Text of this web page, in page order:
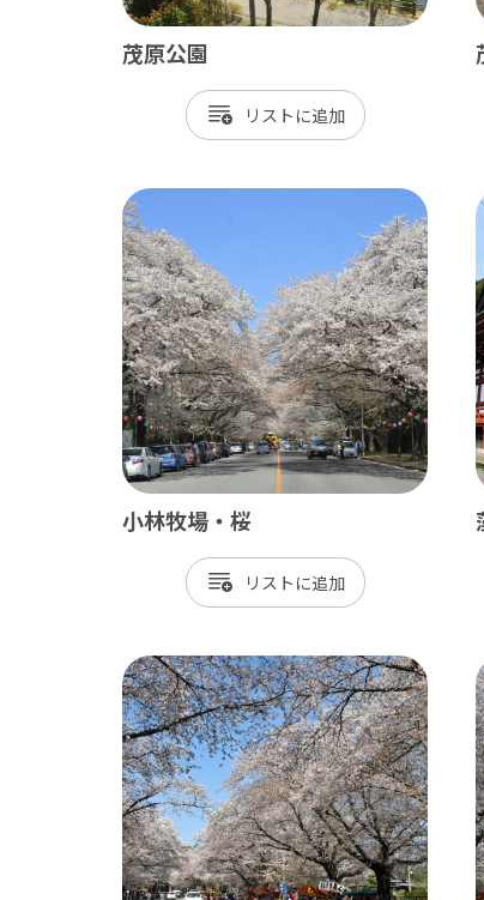
習志野市
八千代市
浦安市
南房総
勝浦市
鴨川市
南房総市
いすみ市
大多喜町
茂原公園
リスト
小林牧場・桜
リスト